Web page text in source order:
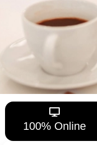
100% Online